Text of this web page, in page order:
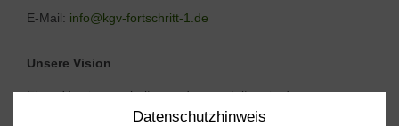
E-Mail: info@kgv-fortschritt-1.de
Unsere Vision
Einen Verein zu erhalten und zu gestalten, in dem
gemeinsam, generationenübergreifend gegärtnert wird und
Datenschutz­hinweis